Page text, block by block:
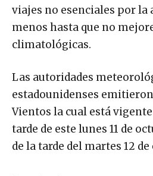
viajes no esenciales por la
menos hasta que no
climatológicas.
Las autoridades
estadounidenses
Vientos la cual está vigente
tarde de este lunes 11 de
de la tarde del martes 12